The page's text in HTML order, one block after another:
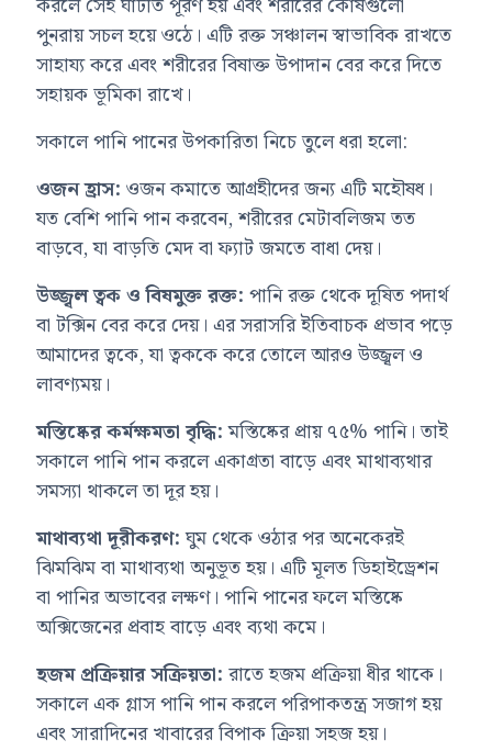
পুনরায় সচল হয়ে ওঠে। এটি রক্ত সঞ্চালন স্বাভাবিক রাখতে
সাহায্য করে এবং শরীরের বিষাক্ত উপাদান বের করে দিতে
সহায়ক ভূমিকা রাখে।
সকালে পানি পানের উপকারিতা নিচে তুলে ধরা হলো:
ওজন হ্রাস: ওজন কমাতে আগ্রহীদের জন্য এটি মহৌষধ।
যত বেশি পানি পান করবেন, শরীরের মেটাবলিজম তত
বাড়বে, যা বাড়তি মেদ বা ফ্যাট জমতে বাধা দেয়।
উজ্জ্বল ত্বক ও বিষমুক্ত রক্ত: পানি রক্ত থেকে দূষিত পদার্থ
বা টক্সিন বের করে দেয়। এর সরাসরি ইতিবাচক প্রভাব পড়ে
আমাদের ত্বকে, যা ত্বককে করে তোলে আরও উজ্জ্বল ও
লাবণ্যময়।
মস্তিষ্কের কর্মক্ষমতা বৃদ্ধি:মস্তিষ্কের প্রায় ৭৫% পানি। তাই
সকালে পানি পান করলে একাগ্রতা বাড়ে এবং মাথাব্যথার
সমস্যা থাকলে তা দূর হয়।
মাথাব্যথা দূরীকরণ:ঘুম থেকে ওঠার পর অনেকেরই
ঝিমঝিম বা মাথাব্যথা অনুভূত হয়। এটি মূলত ডিহাইড্রেশন
বা পানির অভাবের লক্ষণ। পানি পানের ফলে মস্তিষ্কে
অক্সিজেনের প্রবাহ বাড়ে এবং ব্যথা কমে।
হজম প্রক্রিয়ার সক্রিয়তা: রাতে হজম প্রক্রিয়া ধীর থাকে।
সকালে এক গ্লাস পানি পান করলে পরিপাকতন্ত্র সজাগ হয়
এবং সারাদিনের খাবারের বিপাক ক্রিয়া সহজ হয়।